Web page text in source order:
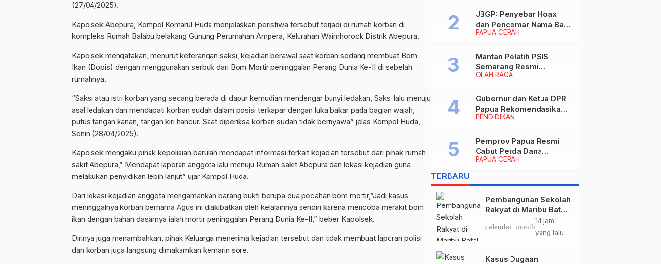
(27/04/2025).
Kapolsek Abepura, Kompol Komarul Huda menjelaskan peristiwa tersebut terjadi di rumah korban di
kompleks Rumah Balabu belakang Gunung Perumahan Ampera, Kelurahan Waimhorock Distrik Abepura.
Kapolsek mengatakan, menurut keterangan saksi, kejadian berawal saat korban sedang membuat Bom
Ikan (Dopis) dengan menggunakan serbuk dari Bom Mortir peninggalan Perang Dunia Ke-II di sebelah
rumahnya.
“Saksi atau istri korban yang sedang berada di dapur kemudian mendengar bunyi ledakan, Saksi lalu menuju
asal ledakan dan mendapati korban sudah dalam posisi terkapar dengan luka bakar pada bagian wajah,
putus tangan kanan, tangan kiri hancur. Saat diperiksa korban sudah tidak bernyawa” jelas Kompol Huda,
Senin (28/04/2025).
Kapolsek mengaku pihak kepolisian barulah mendapat informasi terkait kejadian tersebut dari pihak rumah
sakit Abepura,” Mendapat laporan anggota lalu menuju Rumah sakit Abepura dan lokasi kejadian guna
melakukan penyidikan lebih lanjut” ujar Kompol Huda.
Dari lokasi kejadian anggota mengamankan barang bukti berupa dua pecahan bom mortir,”Jadi kasus
meninggalnya korban bernama Agus ini diakibatkan oleh kelalainnya sendiri karena mencoba merakit bom
ikan dengan bahan dasarnya ialah mortir peninggalan Perang Dunia Ke-II,” beber Kapolsek.
Dirinya juga menambahkan, pihak Keluarga menerima kejadian tersebut dan tidak membuat laporan polisi
dan korban juga langsung dimakamkan kemarin sore.
PAPUA CERAH
JBGP: Penyebar Hoax
dan Pencemar Nama Baik
Gubernur Papua Siap
Hukum!
OLAH RAGA
Mantan Pelatih PSIS
Semarang Resmi
Nakhodahi Persipura
PENDIDIKAN
Gubernur dan Ketua DPR
Papua Rekomendasikan
Ade Yamin Jabat Rektor
periode 2026–2030
PAPUA CERAH
Pemprov Papua Resmi
Cabut Perda Dana
Cadangan, Dialihkan
Pembangunan dan
TERBARU
Pembangunan Sekolah
Rakyat di Maribu Batal,
Dipindahkan ke Muara
Tami, Ini Sebabnya
calendar_month
14 jam
yang lalu
Kasus Dugaan